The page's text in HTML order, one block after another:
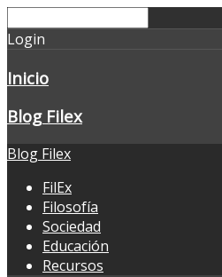
Login
Inicio
Blog Filex
Blog Filex
FilEx
Filosofía
Sociedad
Educación
Recursos